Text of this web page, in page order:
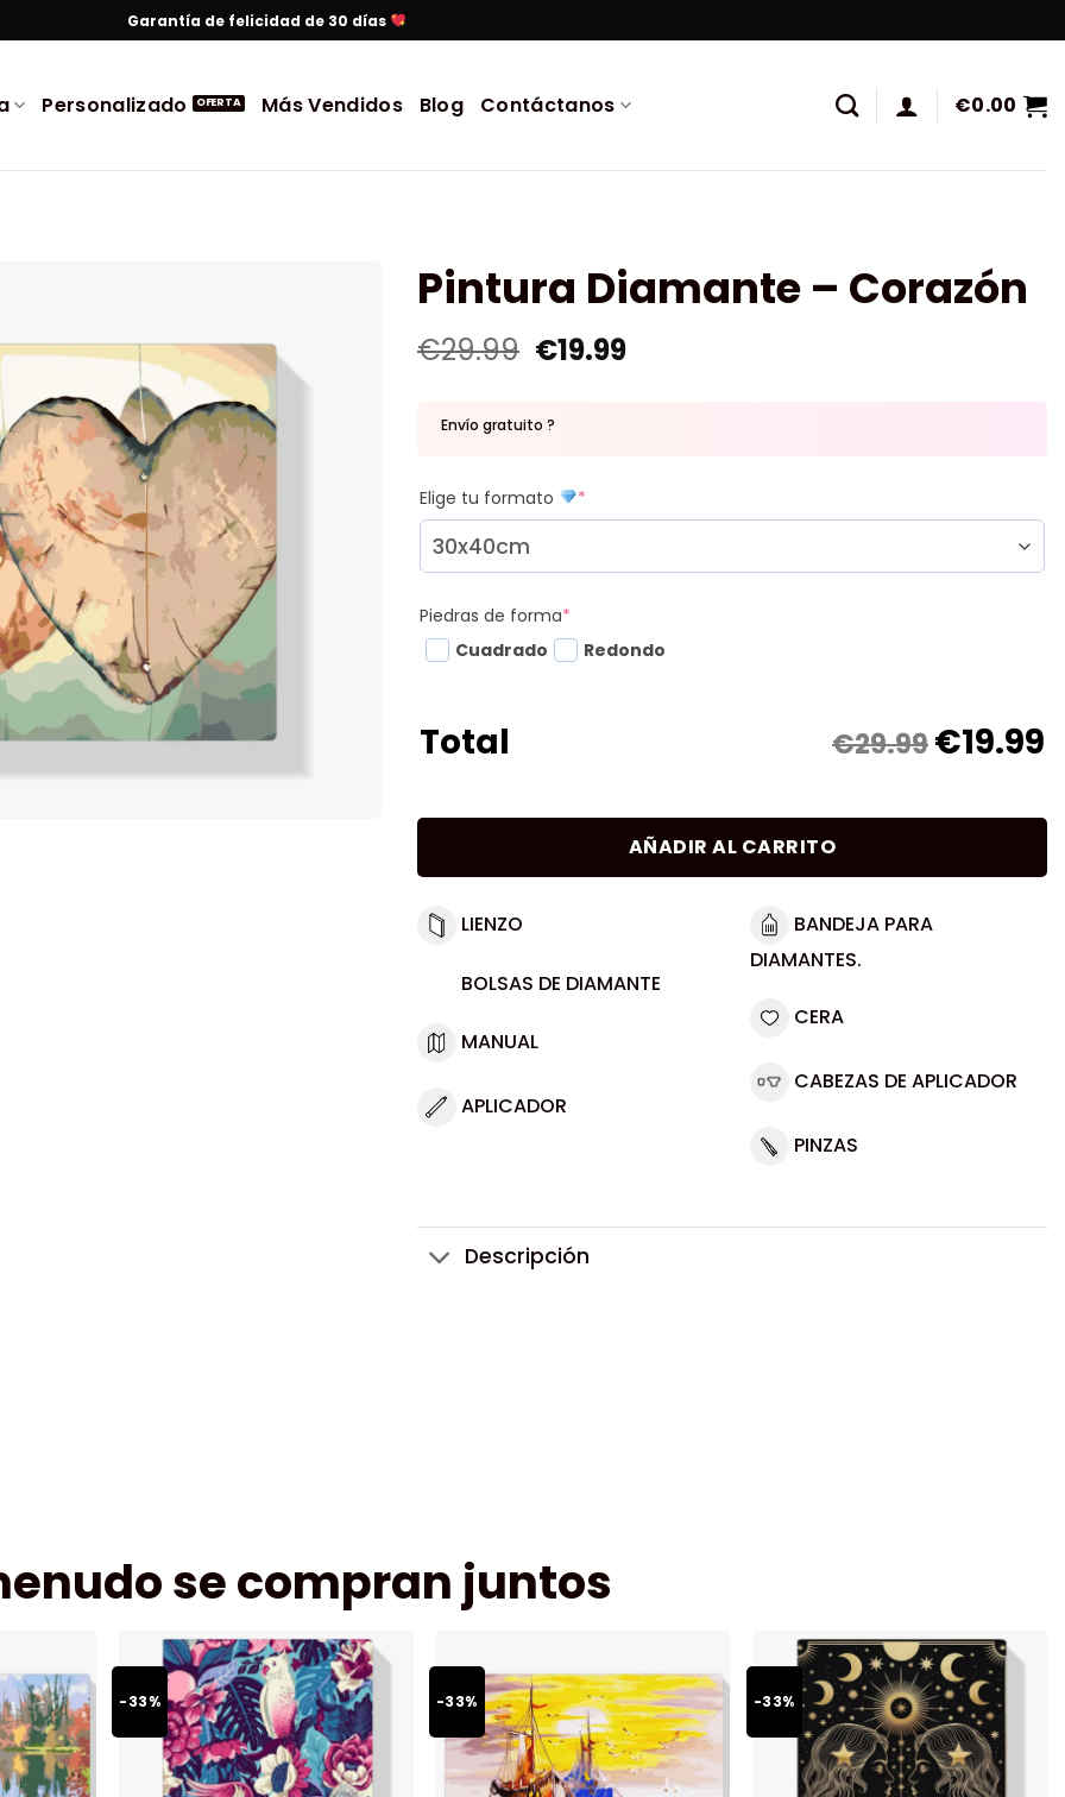
Garantía de felicidad de 30 días
Personalizado Más Vendidos Blog Contáctanos €0.00
Pintura Diamante – Corazón
€29.99 €19.99
Envío gratuito ?
Elige tu formato *
Piedras de forma*
Cuadrado
Redondo
Total €29.99€19.99
AÑADIR AL CARRITO
LIENZO
BOLSAS DE DIAMANTE
MANUAL
APLICADOR
BANDEJA PARA
DIAMANTES.
CERA
CABEZAS DE APLICADOR
PINZAS
Descripción
se compran juntos
-33% -33% -33%